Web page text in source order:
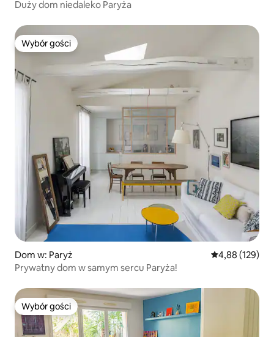
Duży dom niedaleko Paryża
Wybór gości
Wybór gości
Dom w: Paryż Średnia
4,88 (129)
Prywatny dom w samym sercu Paryża!
Wybór gości
Wybór gości